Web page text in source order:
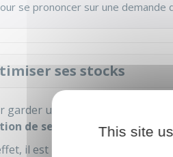
se prononcer sur une demande
ses stocks
garder une bonne maitrise de
de ses stocks .
il est important de ne pas
This site